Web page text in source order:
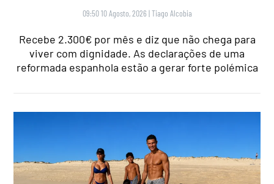
09:50 10 Agosto, 2026 |Tiago Alcobia
Recebe 2.300€ por mês e diz que não chega para
viver com dignidade. As declarações de uma
reformada espanhola estão a gerar forte polémica